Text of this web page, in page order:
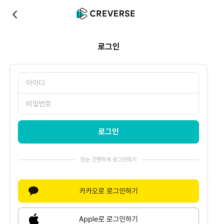
로그인
로그인
또는 간편하게 로그인하기
카카오로 로그인하기
Apple로 로그인하기